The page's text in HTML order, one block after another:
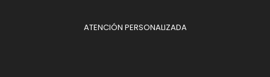
ATENCIÓN PERSONALIZADA